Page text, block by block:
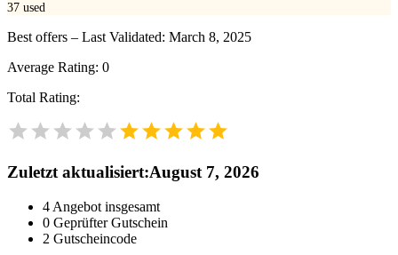
37 used
Best offers – Last Validated: March 8, 2025
Average Rating: 0
Total Rating:
Zuletzt aktualisiert:August 7, 2026
4 Angebot insgesamt
0 Geprüfter Gutschein
2 Gutscheincode